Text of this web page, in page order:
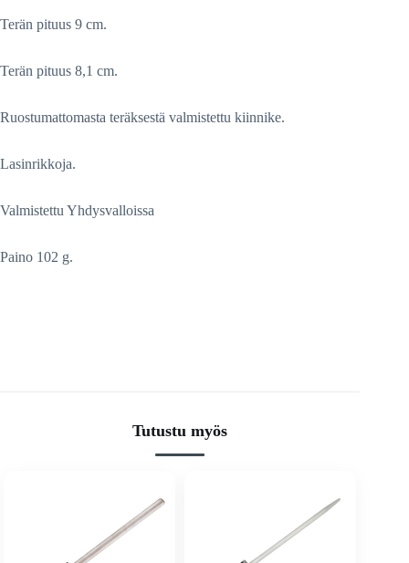
Terän pituus 9 cm.
Terän pituus 8,1 cm.
Ruostumattomasta teräksestä valmistettu kiinnike.
Lasinrikkoja.
Valmistettu Yhdysvalloissa
Paino 102 g.
Tutustu myös